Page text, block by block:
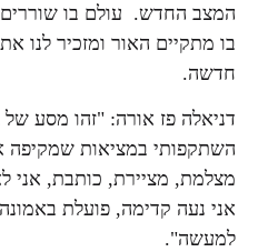
המצב החדש. עולם בו
בו מתקיים האור ומזכיר לנו
חדשה.
דניאלה פז אורה: "זהו מסע
השתקפותי במציאות שמקיפה
מצלמת, מציירת, כותבת, אני
אני נעה קדימה, פועלת
למעשה".